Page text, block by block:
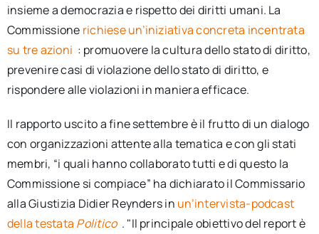
insieme a democrazia e rispetto dei diritti umani. La
Commissione richiese un’iniziativa concreta incentrata
su tre azioni : promuovere la cultura dello stato di diritto,
prevenire casi di violazione dello stato di diritto, e
rispondere alle violazioni in maniera efficace.
Il rapporto uscito a fine settembre è il frutto di un dialogo
con organizzazioni attente alla tematica e con gli stati
membri, “i quali hanno collaborato tutti e di questo la
Commissione si compiace” ha dichiarato il Commissario
alla Giustizia Didier Reynders in un’intervista-podcast
della testata Politico . "Il principale obiettivo del report è